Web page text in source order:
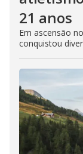
21 anos
Em ascensão
conquistou